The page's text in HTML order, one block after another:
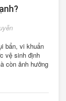
bẩn, vi khuẩn
vệ sinh định
còn ảnh hưởng